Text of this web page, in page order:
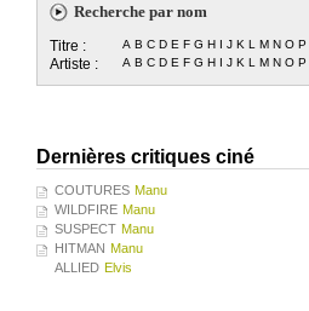
Recherche par nom
Titre : A B C D E F G H I J K L M N O P
Artiste : A B C D E F G H I J K L M N O P
Dernières critiques ciné
COUTURES Manu
WILDFIRE Manu
SUSPECT Manu
HITMAN Manu
ALLIED Elvis